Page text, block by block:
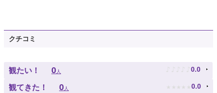
クチコミ
観たい！ 0人 ♪ ♪ ♪ ♪ ♪ 0.0
観てきた！ 0人 ★ ★ ★ ★ ★ 0.0